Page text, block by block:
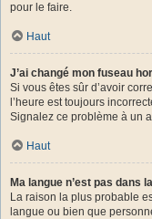
pour le faire.
Haut
J’ai changé mon fuseau
Si vous êtes sûr d’avoir
l’heure est toujours
Signalez ce problème à un
Haut
Ma langue n’est pas dans
La raison la plus probable
langue ou bien que